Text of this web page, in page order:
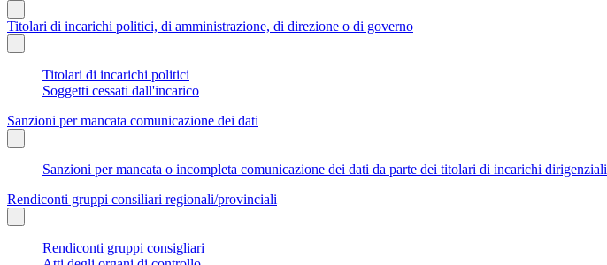
Titolari di incarichi politici, di amministrazione, di direzione o di governo
Titolari di incarichi politici
Soggetti cessati dall'incarico
Sanzioni per mancata comunicazione dei dati
Sanzioni per mancata o incompleta comunicazione dei dati da parte dei titolari di incarichi dirigenziali
Rendiconti gruppi consiliari regionali/provinciali
Rendiconti gruppi consigliari